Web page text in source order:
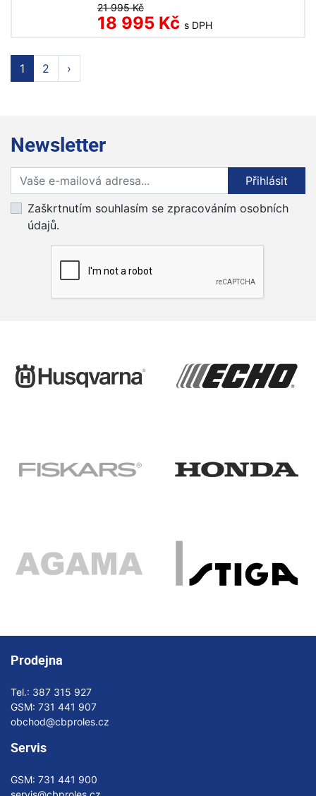
21 995 Kč
18 995 Kč s DPH
1 2 ›
Newsletter
Přihlaste se k odběru novinek
Přihlásit
Zaškrtnutím souhlasím se zpracováním osobních
údajů.
Prodejna
Tel.: 387 315 927
GSM: 731 441 907
obchod@cbproles.cz
Servis
GSM: 731 441 900